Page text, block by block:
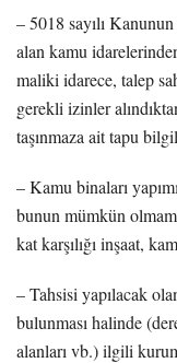
– 5018 sayılı
alan kamu
maliki idarece, talep
gerekli izinler
taşınmaza ait tapu
– Kamu binaları
bunun mümkün
kat karşılığı inşaat,
– Tahsisi yapılacak
bulunması halinde
alanları vb.) ilgili